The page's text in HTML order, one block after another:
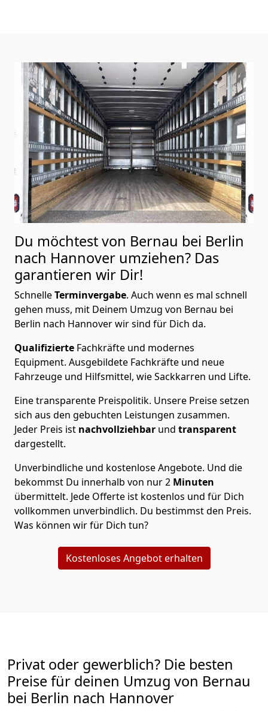
Du möchtest von Bernau bei Berlin
nach Hannover umziehen? Das
garantieren wir Dir!
SchnelleTerminvergabe. Auch wenn es mal schnell
gehen muss, mit Deinem Umzug von Bernau bei
Berlin nach Hannover wir sind für Dich da.
Qualifizierte Fachkräfte und modernes
Equipment. Ausgebildete Fachkräfte und neue
Fahrzeuge und Hilfsmittel, wie Sackkarren und Lifte.
Eine transparente Preispolitik. Unsere Preise setzen
sich aus den gebuchten Leistungen zusammen.
Jeder Preis ist nachvollziehbar und transparent
dargestellt.
Unverbindliche und kostenlose Angebote. Und die
bekommst Du innerhalb von nur2 Minuten
übermittelt. Jede Offerte ist kostenlos und für Dich
vollkommen unverbindlich. Du bestimmst den Preis.
Was können wir für Dich tun?
Kostenloses Angebot erhalten
Privat oder gewerblich? Die besten
Preise für deinen Umzug von Bernau
bei Berlin nach Hannover